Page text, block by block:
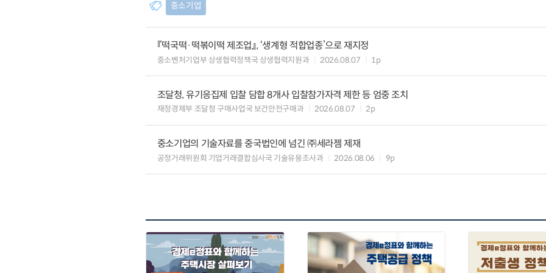
중소기업
『떡국떡·떡볶이떡 제조업』, ‘생계형 적합업종’으로 재지정
중소벤처기업부 상생협력정책국 상생협력지원과 2026.08.07 1p
조달청, 유기응집제 입찰 담합 8개사 입찰참가자격 제한 등 엄중 조치
재정경제부 조달청 구매사업국 보건안전구매과 2026.08.07 2p
중소기업의 기술자료를 중국법인에 넘긴 ㈜세라젬 제재
공정거래위원회 기업거래결합심사국 기술유용조사과 2026.08.06 9p